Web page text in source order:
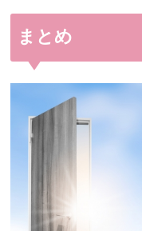
まとめ